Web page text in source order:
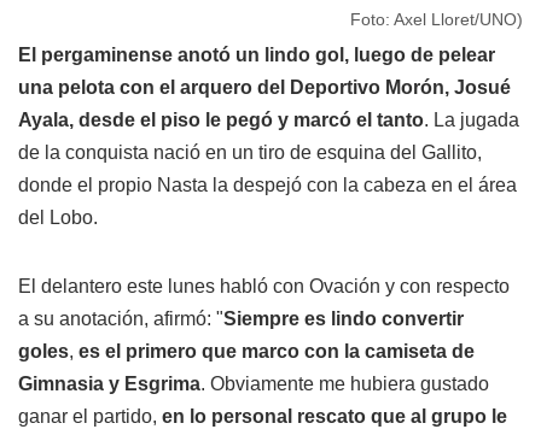
Foto: Axel Lloret/UNO)
El pergaminense anotó un lindo gol, luego de pelear
una pelota con el arquero del Deportivo Morón, Josué
Ayala, desde el piso le pegó y marcó el tanto. La jugada
de la conquista nació en un tiro de esquina del Gallito,
donde el propio Nasta la despejó con la cabeza en el área
del Lobo.
El delantero este lunes habló con Ovación y con respecto
a su anotación, afirmó: "Siempre es lindo convertir
goles, es el primero que marco con la camiseta de
Gimnasia y Esgrima. Obviamente me hubiera gustado
ganar el partido, en lo personal rescato que al grupo le